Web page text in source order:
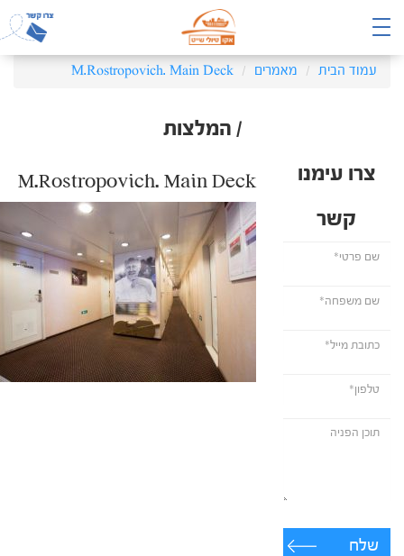
עמוד הבית מאמרים M.Rostropovich. Main Deck
/ המלצות
צרו עימנו
קשר
שלח
M.Rostropovich. Main Deck